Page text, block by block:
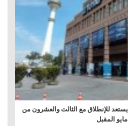
أوتوميكانيكا إسطنبول 2024 يستعد للإنطلاق مع الثالث والعشرون من
مايو المقبل